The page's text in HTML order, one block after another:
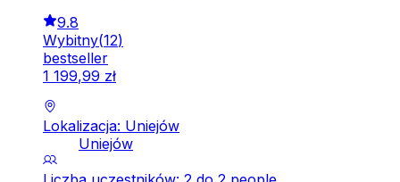
9.8
Wybitny(12)
bestseller
1 199,99 zł
Lokalizacja: Uniejów
Uniejów